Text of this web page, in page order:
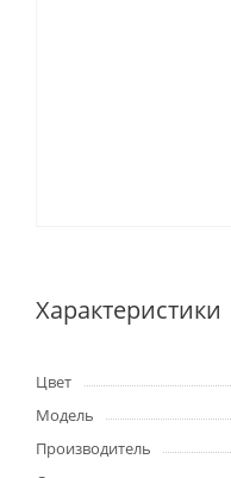
Характеристики
Цвет
Модель
Производитель